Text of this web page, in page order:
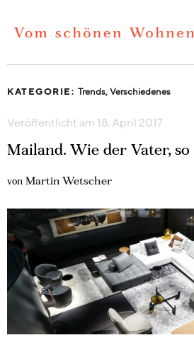
KATEGORIE: Trends,Verschiedenes
Veröffentlicht am 18. April 2017
Mailand. Wie der Vater, so
von Martin Wetscher